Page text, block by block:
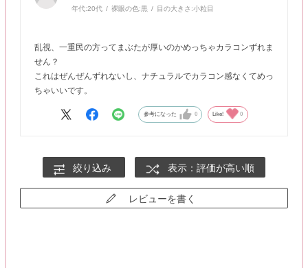
年代:20代 裸眼の色:黒 目の大きさ:小粒目
乱視、一重民の方ってまぶたが厚いのかめっちゃカラコンずれま
せん？
これはぜんぜんずれないし、ナチュラルでカラコン感なくてめっ
ちゃいいです。
参考になった 0 Like! 0
絞り込み 表示：評価が高い順
レビューを書く